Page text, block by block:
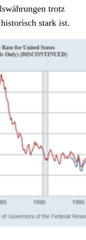
trotz
stark ist.